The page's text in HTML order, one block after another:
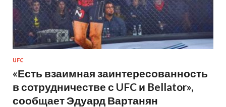
UFC
«Есть взаимная заинтересованность
в сотрудничестве с UFC и Bellator»,
сообщает Эдуард Вартанян